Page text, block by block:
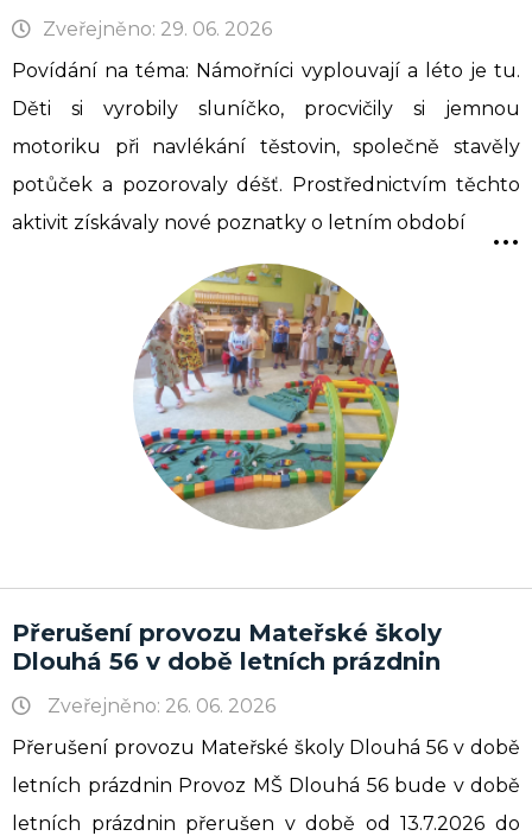
Zveřejněno: 29. 06. 2026
Povídání na téma: Námořníci vyplouvají a léto je tu.
Děti si vyrobily sluníčko, procvičily si jemnou
motoriku při navlékání těstovin, společně stavěly
potůček a pozorovaly déšť. Prostřednictvím těchto
aktivit získávaly nové poznatky o letním období
...
Přerušení provozu Mateřské školy
Dlouhá 56 v době letních prázdnin
Zveřejněno: 26. 06. 2026
Přerušení provozu Mateřské školy Dlouhá 56 v době
letních prázdnin Provoz MŠ Dlouhá 56 bude v době
letních prázdnin přerušen v době od 13.7.2026 do